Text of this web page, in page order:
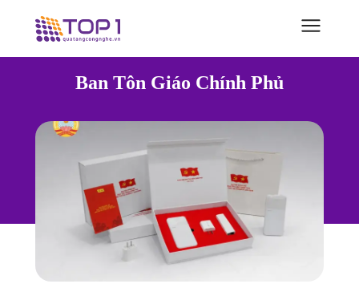
Ban Tôn Giáo Chính Phủ